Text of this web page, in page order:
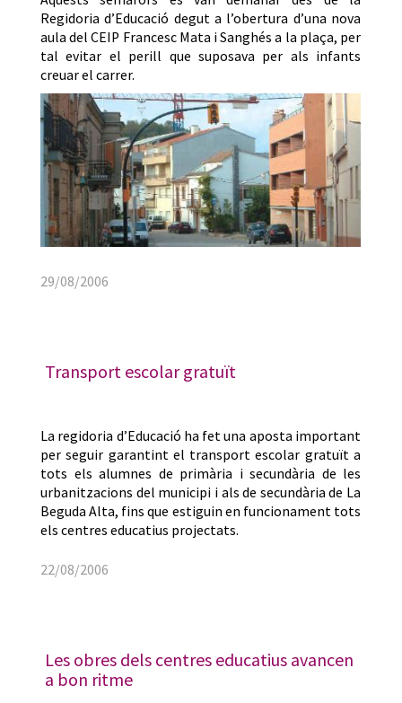
Regidoria d’Educació degut a l’obertura d’una nova
aula del CEIP Francesc Mata i Sanghés a la plaça, per
tal evitar el perill que suposava per als infants
creuar el carrer.
29/08/2006
Transport escolar gratuït
La regidoria d’Educació ha fet una aposta important
per seguir garantint el transport escolar gratuït a
tots els alumnes de primària i secundària de les
urbanitzacions del municipi i als de secundària de La
Beguda Alta, fins que estiguin en funcionament tots
els centres educatius projectats.
22/08/2006
Les obres dels centres educatius avancen
a bon ritme